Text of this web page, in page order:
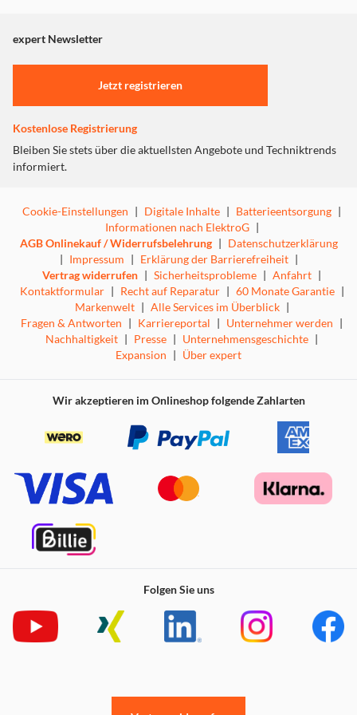
Minnie komponiert ein Lied auf einer Dampforgel, doch
alle ihre Freunde
sind beschäftigt und niemand ist im Wunderhaus, um es
bei ihren
Aufgaben, sodass sie am Ende alle gemeinsam Minnies
Konzert hören
besonderen Auflauf, deckt den Tisch und
begrüßt am Ende sogar einen Überraschungsgast zum
Abendessen.
"Marketing".
Einstellungen anpassen
expert Newsletter
Jetzt registrieren
Kostenlose Registrierung
Bleiben Sie stets über die aktuellsten Angebote und Techniktrends
informiert.
Cookie-Einstellungen | Digitale Inhalte | Batterieentsorgung |
Informationen nach ElektroG |
AGB Onlinekauf / Widerrufsbelehrung | Datenschutzerklärung
| Impressum | Erklärung der Barrierefreiheit |
Vertrag widerrufen | Sicherheitsprobleme | Anfahrt |
Kontaktformular | Recht auf Reparatur | 60 Monate Garantie |
Markenwelt | Alle Services im Überblick |
Fragen & Antworten | Karriereportal | Unternehmer werden |
Nachhaltigkeit | Presse | Unternehmensgeschichte |
Expansion | Über expert
Wir akzeptieren im Onlineshop folgende Zahlarten
Folgen Sie uns